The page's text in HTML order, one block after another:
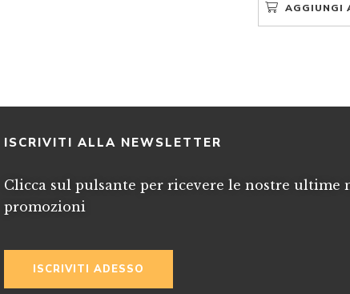
AGGIUNGI
ISCRIVITI ALLA NEWSLETTER
Clicca sul pulsante per ricevere le nostre ultime
promozioni
ISCRIVITI ADESSO